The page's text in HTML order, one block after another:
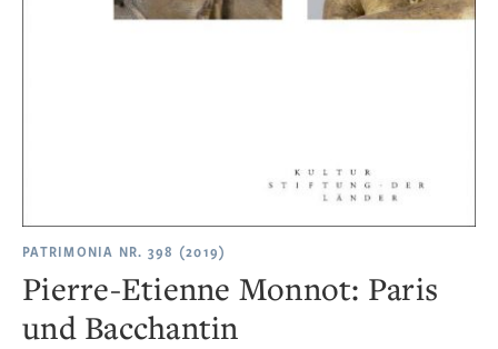
PATRIMONIA NR. 398 (2019)
Pierre-Etienne Monnot: Paris
und Bacchantin